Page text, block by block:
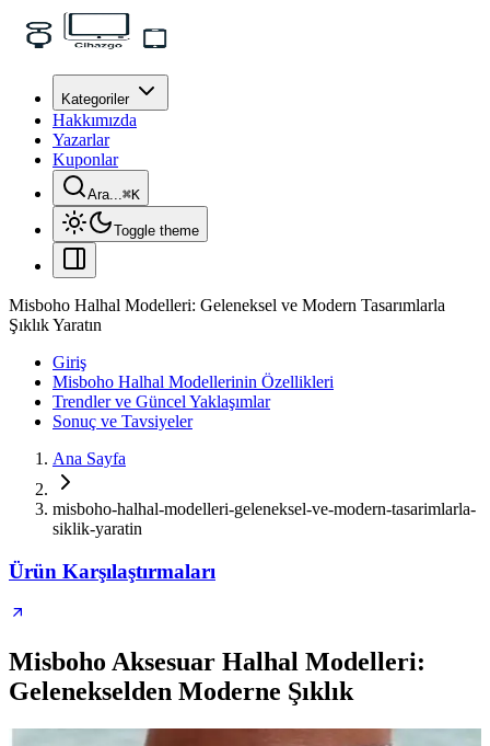
Kategoriler
Hakkımızda
Yazarlar
Kuponlar
Ara...⌘K
Toggle theme
Misboho Halhal Modelleri: Geleneksel ve Modern Tasarımlarla
Şıklık Yaratın
Giriş
Misboho Halhal Modellerinin Özellikleri
Trendler ve Güncel Yaklaşımlar
Sonuç ve Tavsiyeler
Ana Sayfa
misboho-halhal-modelleri-geleneksel-ve-modern-tasarimlarla-
siklik-yaratin
Ürün Karşılaştırmaları
Misboho Aksesuar Halhal Modelleri:
Gelenekselden Moderne Şıklık